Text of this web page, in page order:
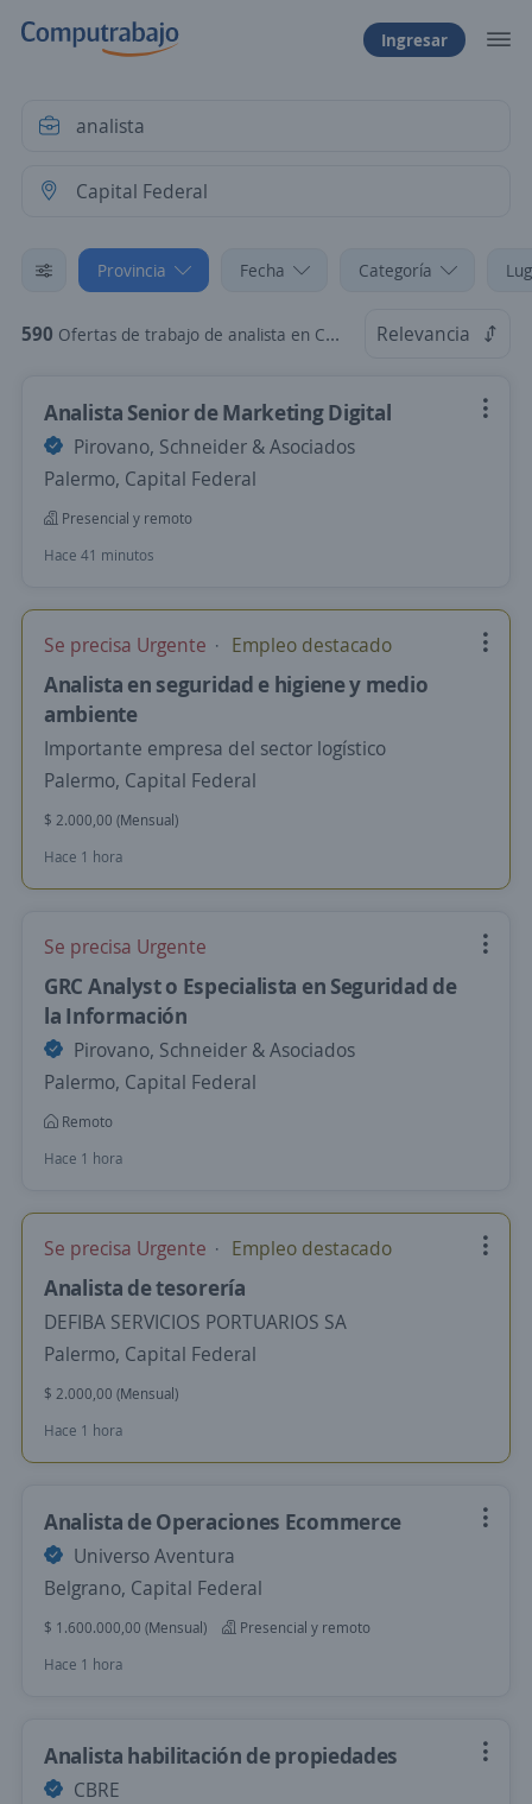
Ingresar
Provincia Fecha Categoría
590 Ofertas de trabajo de analista en Capital Federal Relevancia
Analista Senior de Marketing Digital
Pirovano, Schneider & Asociados
Palermo, Capital Federal
Presencial y remoto
Hace 41 minutos
Se precisa Urgente Empleo destacado
Analista en seguridad e higiene y medio
ambiente
Importante empresa del sector logístico
Palermo, Capital Federal
$ 2.000,00 (Mensual)
Hace 1 hora
Se precisa Urgente
GRC Analyst o Especialista en Seguridad de
la Información
Pirovano, Schneider & Asociados
Palermo, Capital Federal
Remoto
Hace 1 hora
Se precisa Urgente Empleo destacado
Analista de tesorería
DEFIBA SERVICIOS PORTUARIOS SA
Palermo, Capital Federal
$ 2.000,00 (Mensual)
Hace 1 hora
Analista de Operaciones Ecommerce
Universo Aventura
Belgrano, Capital Federal
$ 1.600.000,00 (Mensual)
Presencial y remoto
Hace 1 hora
Analista habilitación de propiedades
CBRE